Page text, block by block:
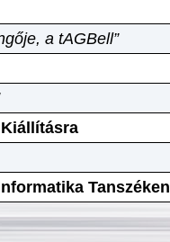
a tAGBell”
Tanszéken